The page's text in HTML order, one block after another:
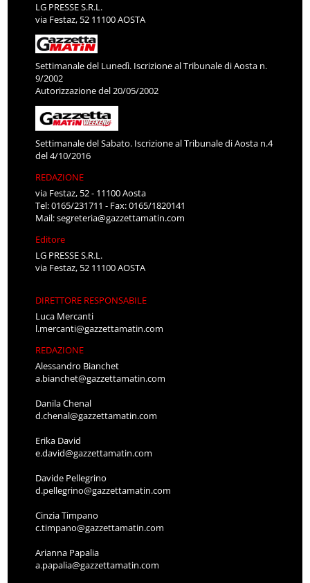
LG PRESSE S.R.L.
via Festaz, 52 11100 AOSTA
Settimanale del Lunedì. Iscrizione al Tribunale di Aosta n.
9/2002
Autorizzazione del 20/05/2002
Settimanale del Sabato. Iscrizione al Tribunale di Aosta n.4
del 4/10/2016
REDAZIONE
via Festaz, 52 - 11100 Aosta
Tel: 0165/231711 - Fax: 0165/1820141
Mail:segreteria@gazzettamatin.com
Editore
LG PRESSE S.R.L.
via Festaz, 52 11100 AOSTA
DIRETTORE RESPONSABILE
Luca Mercanti
l.mercanti@gazzettamatin.com
REDAZIONE
Alessandro Bianchet
a.bianchet@gazzettamatin.com
Danila Chenal
d.chenal@gazzettamatin.com
Erika David
e.david@gazzettamatin.com
Davide Pellegrino
d.pellegrino@gazzettamatin.com
Cinzia Timpano
c.timpano@gazzettamatin.com
Arianna Papalia
a.papalia@gazzettamatin.com